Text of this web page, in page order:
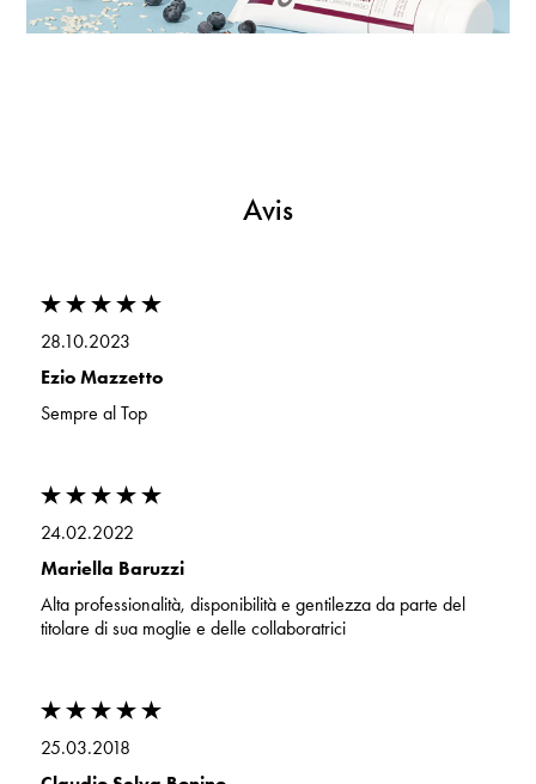
Avis
28.10.2023
Ezio Mazzetto
Sempre al Top
24.02.2022
Mariella Baruzzi
Alta professionalità, disponibilità e gentilezza da parte del
titolare di sua moglie e delle collaboratrici
25.03.2018